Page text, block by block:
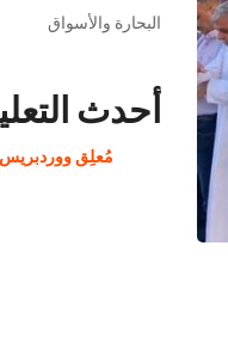
البحارة والأسواق
أحدث
مُعلِق ووردبريس